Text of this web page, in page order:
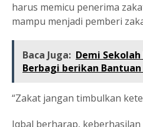
harus memicu penerima
mampu menjadi pemberi
Baca Juga: Demi
Berbagi berikan Bantuan
“Zakat jangan timbulkan
Iqbal berharap, keberhasilan